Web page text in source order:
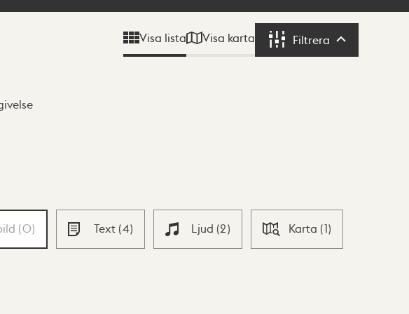
Visa lista Visa karta Filtrera Filtrera
(0) Text (4) Ljud (2) Karta (1)